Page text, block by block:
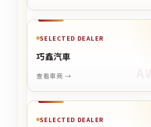
SELECTED DEALER
巧鑫汽車
查看車商 →
SELECTED DEALER